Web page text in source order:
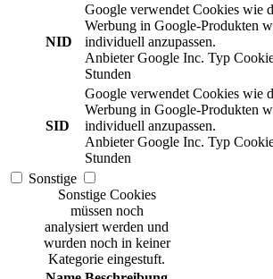
NID
Google verwendet Cookies wie
Werbung in Google-Produkten
individuell anzupassen.
Anbieter Google Inc. Typ
Stunden
SID
Google verwendet Cookies wie
Werbung in Google-Produkten
individuell anzupassen.
Anbieter Google Inc. Typ
Stunden
Sonstige
Sonstige Cookies
müssen noch
analysiert werden und
wurden noch in keiner
Kategorie eingestuft.